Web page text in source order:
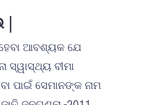
|
ଆବଶ୍ୟକ ଯେ
ସ୍ୱାସ୍ଥ୍ୟ ବୀମା
ପାଇଁ ସେମାନଙ୍କ ନାମ